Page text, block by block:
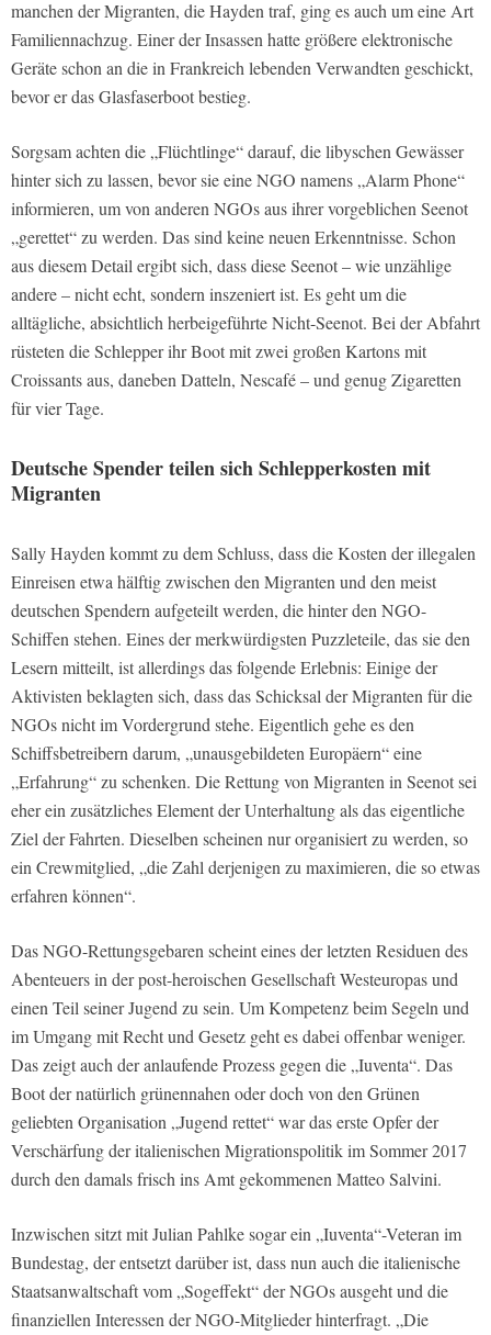
manchen der Migranten, die Hayden traf, ging es auch um eine Art
Familiennachzug. Einer der Insassen hatte größere elektronische
Geräte schon an die in Frankreich lebenden Verwandten geschickt,
bevor er das Glasfaserboot bestieg.
Sorgsam achten die „Flüchtlinge“ darauf, die libyschen Gewässer
hinter sich zu lassen, bevor sie eine NGO namens „Alarm Phone“
informieren, um von anderen NGOs aus ihrer vorgeblichen Seenot
„gerettet“ zu werden. Das sind keine neuen Erkenntnisse. Schon
aus diesem Detail ergibt sich, dass diese Seenot – wie unzählige
andere – nicht echt, sondern inszeniert ist. Es geht um die
alltägliche, absichtlich herbeigeführte Nicht-Seenot. Bei der Abfahrt
rüsteten die Schlepper ihr Boot mit zwei großen Kartons mit
Croissants aus, daneben Datteln, Nescafé – und genug Zigaretten
für vier Tage.
Deutsche Spender teilen sich Schlepperkosten mit
Migranten
Sally Hayden kommt zu dem Schluss, dass die Kosten der illegalen
Einreisen etwa hälftig zwischen den Migranten und den meist
deutschen Spendern aufgeteilt werden, die hinter den NGO-
Schiffen stehen. Eines der merkwürdigsten Puzzleteile, das sie den
Lesern mitteilt, ist allerdings das folgende Erlebnis: Einige der
Aktivisten beklagten sich, dass das Schicksal der Migranten für die
NGOs nicht im Vordergrund stehe. Eigentlich gehe es den
Schiffsbetreibern darum, „unausgebildeten Europäern“ eine
„Erfahrung“ zu schenken. Die Rettung von Migranten in Seenot sei
eher ein zusätzliches Element der Unterhaltung als das eigentliche
Ziel der Fahrten. Dieselben scheinen nur organisiert zu werden, so
ein Crewmitglied, „die Zahl derjenigen zu maximieren, die so etwas
erfahren können“.
Das NGO-Rettungsgebaren scheint eines der letzten Residuen des
Abenteuers in der post-heroischen Gesellschaft Westeuropas und
einen Teil seiner Jugend zu sein. Um Kompetenz beim Segeln und
im Umgang mit Recht und Gesetz geht es dabei offenbar weniger.
Das zeigt auch der anlaufende Prozess gegen die „Iuventa“. Das
Boot der natürlich grünennahen oder doch von den Grünen
geliebten Organisation „Jugend rettet“ war das erste Opfer der
Verschärfung der italienischen Migrationspolitik im Sommer 2017
durch den damals frisch ins Amt gekommenen Matteo Salvini.
Inzwischen sitzt mit Julian Pahlke sogar ein „Iuventa“-Veteran im
Bundestag, der entsetzt darüber ist, dass nun auch die italienische
Staatsanwaltschaft vom „Sogeffekt“ der NGOs ausgeht und die
finanziellen Interessen der NGO-Mitglieder hinterfragt. „Die